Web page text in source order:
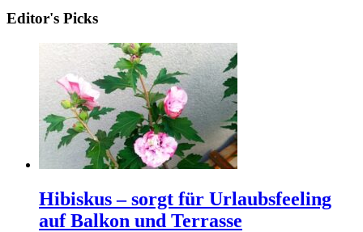
Editor's Picks
Hibiskus – sorgt für Urlaubsfeeling
auf Balkon und Terrasse